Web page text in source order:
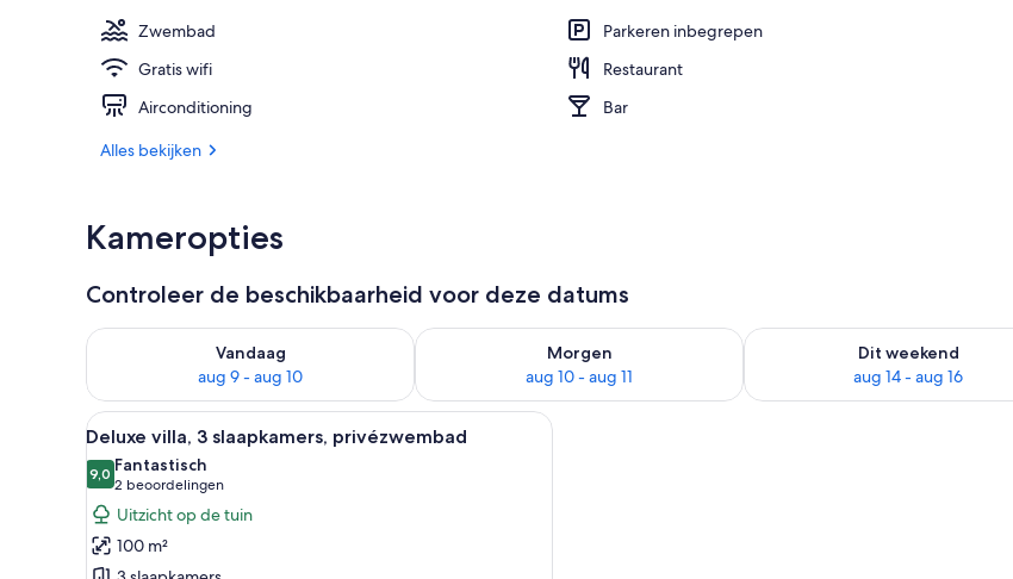
Zwembad
Parkeren inbegrepen
Gratis wifi
Restaurant
Airconditioning
Bar
Alles bekijken
Kameropties
Controleer de beschikbaarheid voor deze datums
Vandaag
aug 9 - aug 10
De beschikbaarheid controleren voor vanavond aug 9 - aug 10
Morgen
aug 10 - aug 11
De beschikbaarheid controleren voor morgen aug 10 - aug 11
Dit weekend
aug 14 - aug 16
De beschikbaarheid
Alle
foto's
voor
Deluxe
villa,
3
Een lichte slaapkamer met een groot bed, twee ramen en een balkon.
7
Deluxe villa, 3 slaapkamers, privézwembad
9,09,0 van 10
Fantastisch
2 beoordelingen
(2
beoordelingen)
Uitzicht op de tuin
100 m²